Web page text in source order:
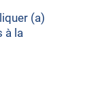
(a)
à la